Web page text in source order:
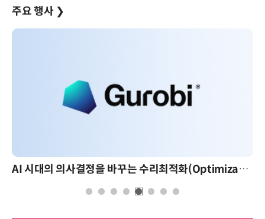
주요 행사 ❯
AI 시대의 의사결정을 바꾸는 수리최적화(Optimization): 실제 산업 적용 사례와 활용 전략